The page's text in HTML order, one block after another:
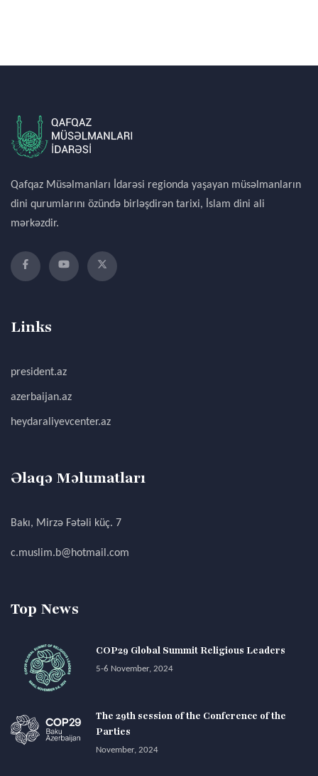
Qafqaz Müsəlmanları İdarəsi regionda yaşayan müsəlmanların
dini qurumlarını özündə birləşdirən tarixi, İslam dini ali
mərkəzdir.
Links
president.az
azerbaijan.az
heydaraliyevcenter.az
Əlaqə Məlumatları
Bakı, Mirzə Fətəli küç. 7
c.muslim.b@hotmail.com
Top News
COP29 Global Summit Religious Leaders
5-6 November, 2024
The 29th session of the Conference of the
Parties
November, 2024